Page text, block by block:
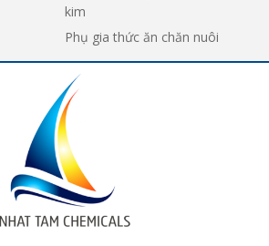
kim
Phụ gia thức ăn chăn nuôi